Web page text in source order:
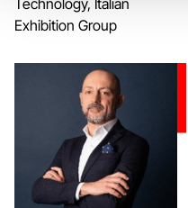
Technology, Italian
Exhibition Group​​